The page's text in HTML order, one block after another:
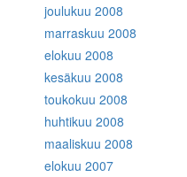
joulukuu 2008
marraskuu 2008
elokuu 2008
kesäkuu 2008
toukokuu 2008
huhtikuu 2008
maaliskuu 2008
elokuu 2007